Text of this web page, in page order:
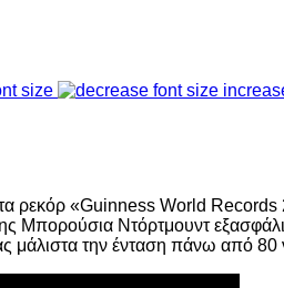
size
ρεκόρ «Guinness World
Μπορούσια Ντόρτμουντ
μάλιστα την ένταση πάνω από 80